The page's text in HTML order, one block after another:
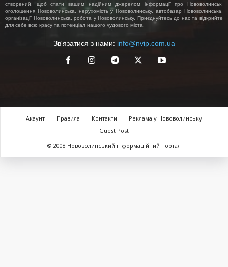
створений, щоб стати вашим надійним джерелом інформації про Нововолинськ,
оголошення Нововолинська, нерухомість у Нововолинську, автобазар Нововолинська,
організації Нововолинська, робота у Нововолинську. Приєднуйтесь до нас та відкрийте
для себе всю красу та потенціал нашого чудового міста.
Зв'язатися з нами: info@nvip.com.ua
Акаунт Правила Контакти
Реклама у Нововолинську
Guest Post
© 2008 Нововолинський інформаційний портал